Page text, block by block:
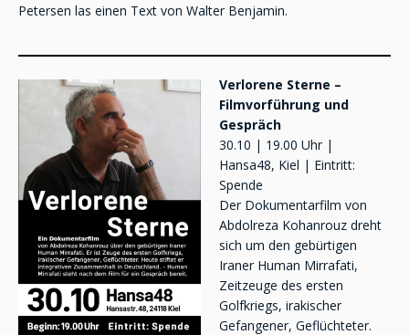
Petersen las einen Text von Walter Benjamin.
Verlorene Sterne –
Filmvorführung und
Gespräch
30.10 | 19.00 Uhr |
Hansa48, Kiel | Eintritt:
Spende
Der Dokumentarfilm von
Abdolreza Kohanrouz dreht
sich um den gebürtigen
Iraner Human Mirrafati,
Zeitzeuge des ersten
Golfkriegs, irakischer
Gefangener, Geflüchteter.